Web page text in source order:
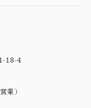
18-4
業）